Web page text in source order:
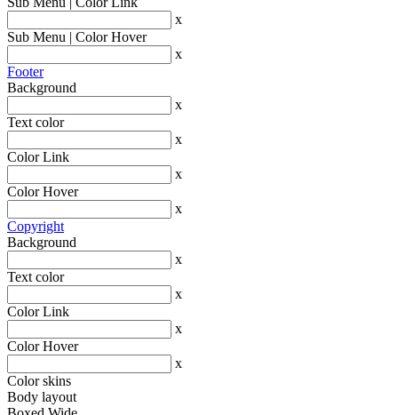
x
Sub Menu | Color Hover
x
Footer
Background
x
Text color
x
Color Link
x
Color Hover
x
Copyright
Background
x
Text color
x
Color Link
x
Color Hover
x
Color skins
Body layout